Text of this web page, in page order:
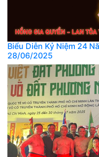
Biểu Diễn Kỷ Niệm 24
28/06/2025